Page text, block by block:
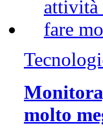
molto